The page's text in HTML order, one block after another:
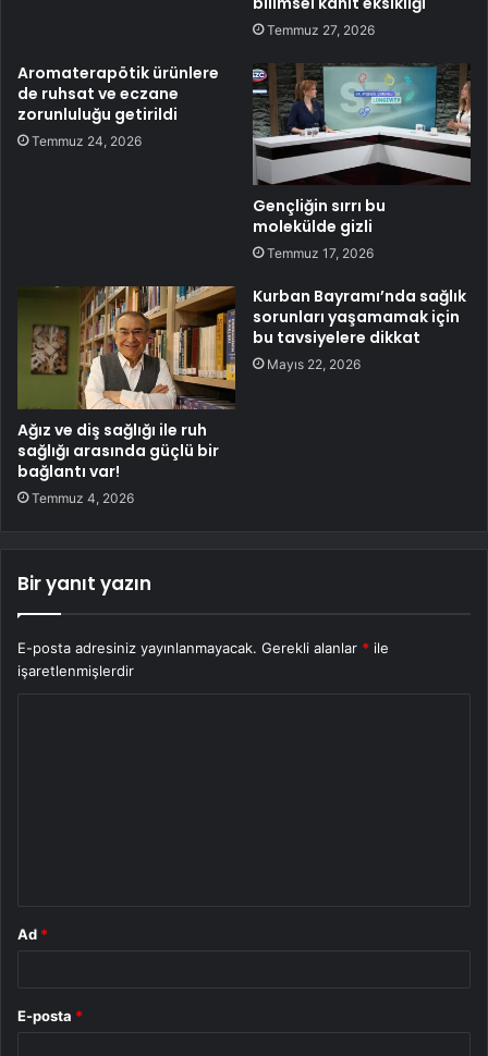
Temmuz 27, 2026
Aromaterapötik ürünlere
de ruhsat ve eczane
zorunluluğu getirildi
Temmuz 24, 2026
Gençliğin sırrı bu
molekülde gizli
Temmuz 17, 2026
Ağız ve diş sağlığı ile ruh
sağlığı arasında güçlü bir
bağlantı var!
Temmuz 4, 2026
Kurban Bayramı’nda sağlık
sorunları yaşamamak için
bu tavsiyelere dikkat
Mayıs 22, 2026
Bir yanıt yazın
E-posta adresiniz yayınlanmayacak. Gerekli alanlar * ile
işaretlenmişlerdir
Ad *
E-posta *